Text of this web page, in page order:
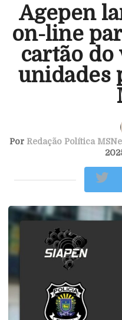
Agepen
on-line
cartão
unidades
Por Redação Política